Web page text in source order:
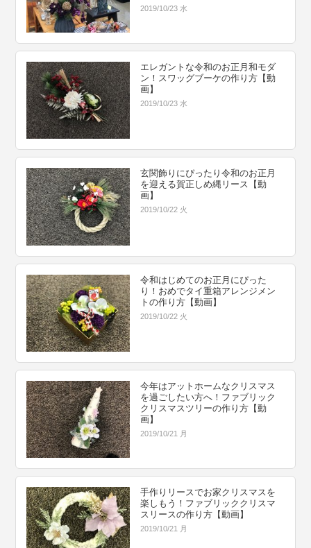
2019/10/23 水
エレガントな令和のお正月和モダ
ン！スワッグブーケの作り方【動
画】
2019/10/23 水
玄関飾りにぴったり令和のお正月
を迎える賀正しめ縄リース【動
画】
2019/10/22 火
令和はじめてのお正月にぴった
り！おめでタイ重箱アレンジメン
トの作り方【動画】
2019/10/22 火
今年はアットホームなクリスマス
を過ごしたい方へ！ファブリック
クリスマスツリーの作り方【動
画】
2019/10/21 月
手作りリースでお家クリスマスを
楽しもう！ファブリッククリスマ
スリースの作り方【動画】
2019/10/21 月